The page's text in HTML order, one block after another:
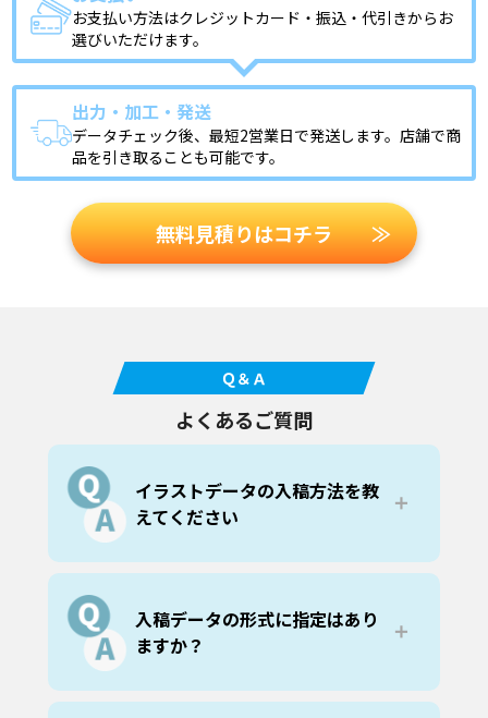
お支払い方法はクレジットカード・振込・代引きからお
選びいただけます。
出力・加工・発送
データチェック後、最短2営業日で発送します。店舗で商
品を引き取ることも可能です。
無料見積りはコチラ ≫
Ｑ＆Ａ
よくあるご質問
イラストデータの入稿方法を教
えてください
＋
フォーム・ファイル転送・メディア郵送
15MB未満の場合はフォーム、15MB以上
300MB未満の場合はファイル転送サービ
300MBを超えるデータの場合は、メディ
入稿データの形式に指定はあり
ますか？
＋
ai/eps/psd/pdfの入稿データであれば問